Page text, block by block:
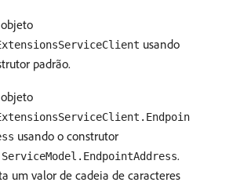
usando
padrão.
usando o construtor
.
um valor de cadeia de caracteres